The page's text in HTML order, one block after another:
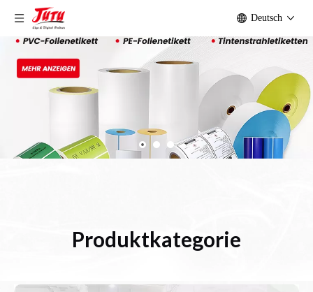
Deutsch
Produktkategorie